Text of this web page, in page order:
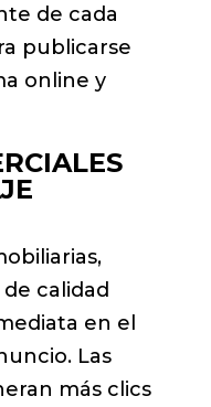
de cada
publicarse
online y
calidad
en el
Las
más clics